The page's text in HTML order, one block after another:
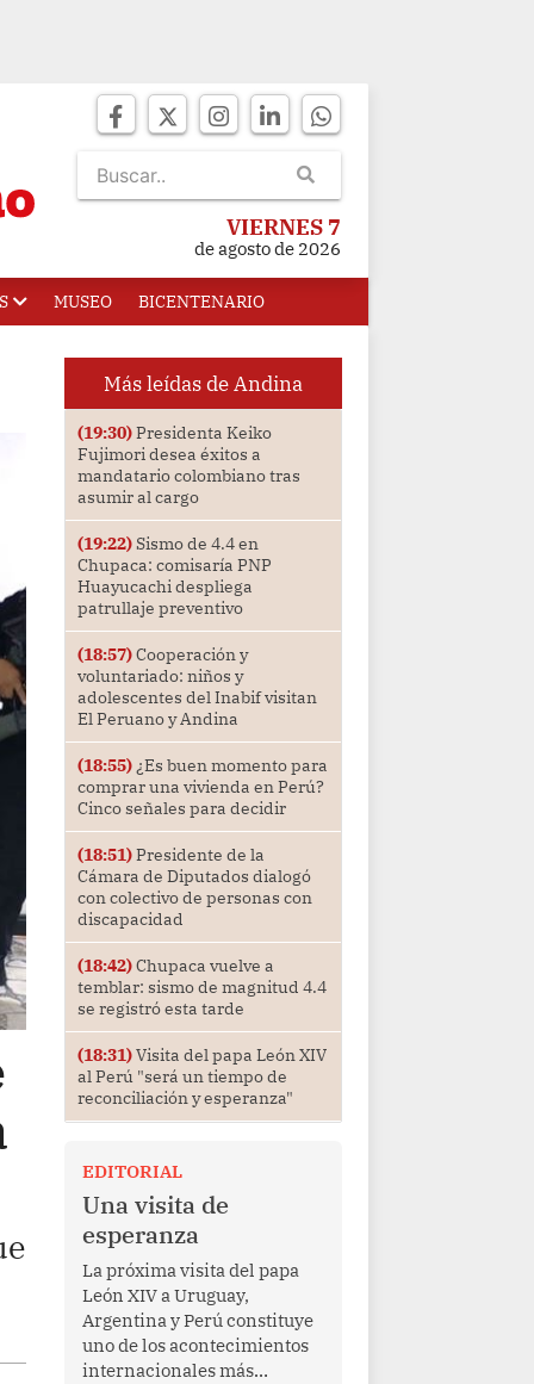
VIERNES 7
de agosto de 2026
MUSEO BICENTENARIO
Más leídas de Andina
(19:30)Presidenta Keiko
Fujimori desea éxitos a
mandatario colombiano tras
asumir al cargo
(19:22)Sismo de 4.4 en
Chupaca: comisaría PNP
Huayucachi despliega
patrullaje preventivo
(18:57)Cooperación y
voluntariado: niños y
adolescentes del Inabif visitan
El Peruano y Andina
(18:55)¿Es buen momento para
comprar una vivienda en Perú?
Cinco señales para decidir
(18:51)Presidente de la
Cámara de Diputados dialogó
con colectivo de personas con
discapacidad
(18:42)Chupaca vuelve a
temblar: sismo de magnitud 4.4
se registró esta tarde
(18:31)Visita del papa León XIV
al Perú "será un tiempo de
reconciliación y esperanza"
EDITORIAL
Una visita de
esperanza
La próxima visita del papa
León XIV a Uruguay,
Argentina y Perú constituye
uno de los acontecimientos
internacionales más